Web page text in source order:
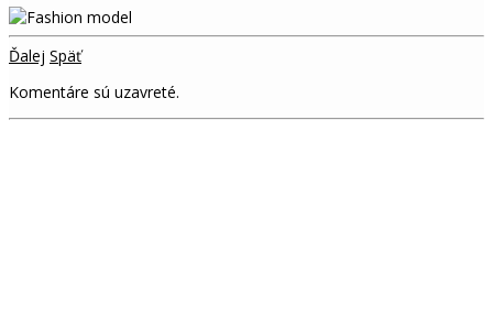
Ďalej Späť
Komentáre sú uzavreté.